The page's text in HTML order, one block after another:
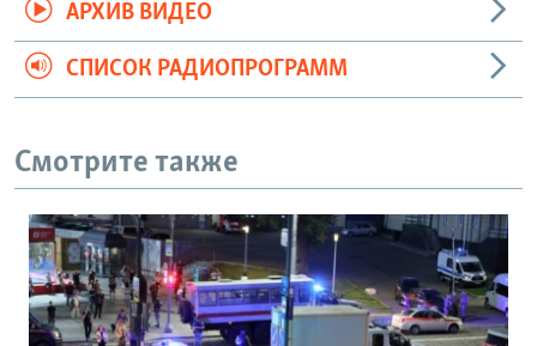
АРХИВ ВИДЕО
СПИСОК РАДИОПРОГРАММ
Смотрите также